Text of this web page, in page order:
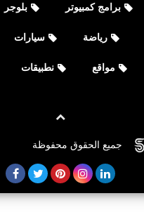
برامج كمبيوتر بلوجر
رياضة سيارات
مواقع نطبيقات
جميع الحقوق محفوظة